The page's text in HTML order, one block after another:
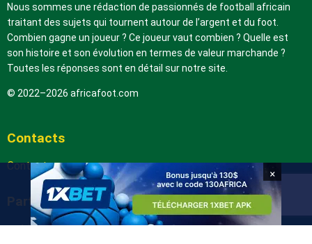
Nous sommes une rédaction de passionnés de football africain
traitant des sujets qui tournent autour de l’argent et du foot.
Combien gagne un joueur ? Ce joueur vaut combien ? Quelle est
son histoire et son évolution en termes de valeur marchande ?
Toutes les réponses sont en détail sur notre site.
© 2022–2026 africafoot.com
Contacts
Contactez-nous
Partenaires
arabic.africafoot.com
×